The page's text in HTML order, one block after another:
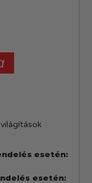
esetén:
esetén: